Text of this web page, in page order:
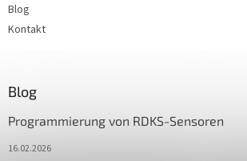
Blog
Kontakt
Blog
Programmierung von RDKS-Sensoren
16.02.2026